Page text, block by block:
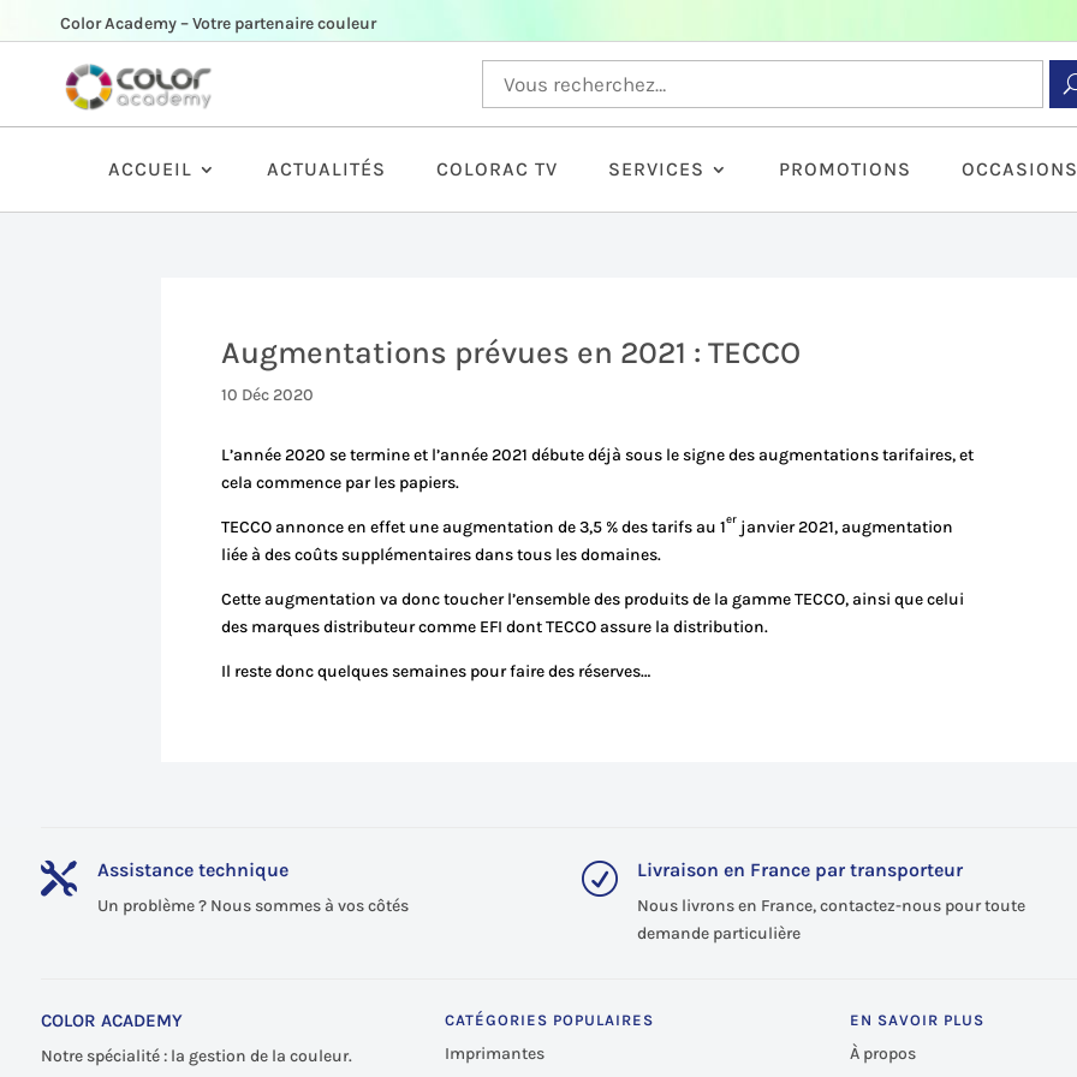
Color Academy – Votre partenaire couleur
ACCUEIL ACTUALITÉS COLORAC TV SERVICES PROMOTIONS OCCASIONS
Augmentations prévues en 2021 : TECCO
10 Déc 2020
L’année 2020 se termine et l’année 2021 débute déjà sous le signe des augmentations tarifaires, et
cela commence par les papiers.
TECCO annonce en effet une augmentation de 3,5 % des tarifs au 1er janvier 2021, augmentation
liée à des coûts supplémentaires dans tous les domaines.
Cette augmentation va donc toucher l’ensemble des produits de la gamme TECCO, ainsi que celui
des marques distributeur comme EFI dont TECCO assure la distribution.
Il reste donc quelques semaines pour faire des réserves…
 Assistance technique
Un problème ? Nous sommes à vos côtés
R Livraison en France par transporteur
Nous livrons en France, contactez-nous pour toute
demande particulière
COLOR ACADEMY
Notre spécialité : la gestion de la couleur.
CATÉGORIES POPULAIRES
Imprimantes
EN SAVOIR PLUS
À propos